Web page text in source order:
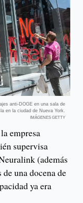
anti-DOGE en una sala de
en la ciudad de Nueva York.
IMÁGENES GETTY
empresa
supervisa
(además
una docena de
ya era